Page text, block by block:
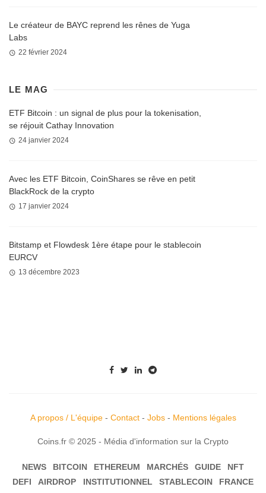
Le créateur de BAYC reprend les rênes de Yuga
Labs
22 février 2024
LE MAG
ETF Bitcoin : un signal de plus pour la tokenisation,
se réjouit Cathay Innovation
24 janvier 2024
Avec les ETF Bitcoin, CoinShares se rêve en petit
BlackRock de la crypto
17 janvier 2024
Bitstamp et Flowdesk 1ère étape pour le stablecoin
EURCV
13 décembre 2023
A propos / L'équipe- Contact- Jobs- Mentions légales
Coins.fr © 2025 - Média d'information sur la Crypto
NEWS BITCOIN ETHEREUM MARCHÉS GUIDE
NFT
DEFI
AIRDROP INSTITUTIONNEL STABLECOIN
FRANCE